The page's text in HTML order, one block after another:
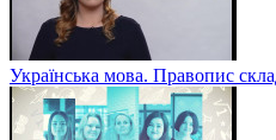
Українська мова. Правопис